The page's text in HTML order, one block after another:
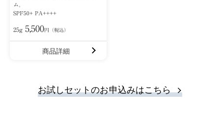
ム。
SPF50+ PA++++
25g 5,500 円（税込）
商品詳細
お試しセットのお申込みはこちら